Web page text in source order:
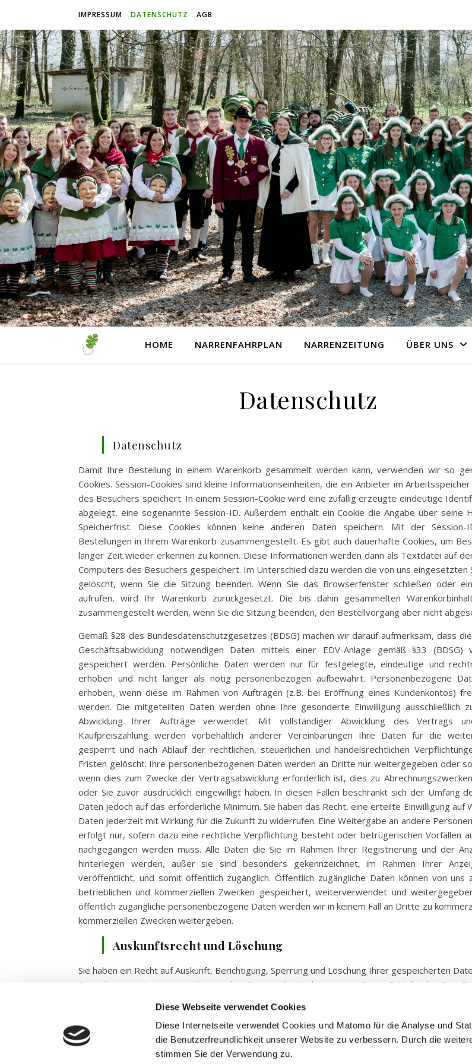
Diese Webseite verwendet Cookies
Diese Internetseite verwendet Cookies und Matomo für die Analyse und
die Benutzerfreundlichkeit unserer Website zu verbessern. Durch die
stimmen Sie der Verwendung zu.
IMPRESSUM DATENSCHUTZ AGB
HOME NARRENFAHRPLAN NARRENZEITUNG ÜBER UNS
Datenschutz
Datenschutz
Damit Ihre Bestellung in einem Warenkorb gesammelt werden kann, verwenden wir so
Cookies. Session-Cookies sind kleine Informationseinheiten, die ein Anbieter im
des Besuchers speichert. In einem Session-Cookie wird eine zufällig erzeugte eindeutige
abgelegt, eine sogenannte Session-ID. Außerdem enthält ein Cookie die Angabe über seine
Speicherfrist. Diese Cookies können keine anderen Daten speichern. Mit der
Bestellungen in Ihrem Warenkorb zusammengestellt. Es gibt auch dauerhafte Cookies, um
langer Zeit wieder erkennen zu können. Diese Informationen werden dann als Textdatei auf
Computers des Besuchers gespeichert. Im Unterschied dazu werden die von uns eingesetzten
gelöscht, wenn Sie die Sitzung beenden. Wenn Sie das Browserfenster schließen oder
aufrufen, wird Ihr Warenkorb zurückgesetzt. Die bis dahin gesammelten
zusammengestellt werden, wenn Sie die Sitzung beenden, den Bestellvorgang aber nicht
Gemäß §28 des Bundesdatenschutzgesetzes (BDSG) machen wir darauf aufmerksam, dass
Geschäftsabwicklung notwendigen Daten mittels einer EDV-Anlage gemäß §33 (BDSG)
gespeichert werden. Persönliche Daten werden nur für festgelegte, eindeutige und
erhoben und nicht länger als nötig personenbezogen aufbewahrt. Personenbezogene
erhoben, wenn diese im Rahmen von Aufträgen (z.B. bei Eröffnung eines Kundenkontos)
werden. Die mitgeteilten Daten werden ohne Ihre gesonderte Einwilligung ausschließlich
Abwicklung Ihrer Aufträge verwendet. Mit vollständiger Abwicklung des Vertrags
Kaufpreiszahlung werden vorbehaltlich anderer Vereinbarungen Ihre Daten für die
gesperrt und nach Ablauf der rechtlichen, steuerlichen und handelsrechtlichen
Fristen gelöscht. Ihre personenbezogenen Daten werden an Dritte nur weitergegeben oder
wenn dies zum Zwecke der Vertragsabwicklung erforderlich ist, dies zu
oder Sie zuvor ausdrücklich eingewilligt haben. In diesen Fällen beschränkt sich der Umfang
Daten jedoch auf das erforderliche Minimum. Sie haben das Recht, eine erteilte Einwilligung auf
Daten jederzeit mit Wirkung für die Zukunft zu widerrufen. Eine Weitergabe an andere
erfolgt nur, sofern dazu eine rechtliche Verpflichtung besteht oder betrügerischen Vorfällen
nachgegangen werden muss. Alle Daten die Sie im Rahmen Ihrer Registrierung und der
hinterlegen werden, außer sie sind besonders gekennzeichnet, im Rahmen Ihrer
veröffentlicht, und somit öffentlich zugänglich. Öffentlich zugängliche Daten können von uns
betrieblichen und kommerziellen Zwecken gespeichert, weiterverwendet und
öffentlich zugängliche personenbezogene Daten werden wir in keinem Fall an Dritte zu
kommerziellen Zwecken weitergeben.
Auskunftsrecht und Löschung
Sie haben ein Recht auf Auskunft, Berichtigung, Sperrung und Löschung Ihrer gespeicherten
Sie sich insoweit an uns, oder senden Sie uns Ihr Verlangen per Post, E-Mail oder Fax.
Ihre Kenntnis zur Erfüllung des mit der Speicherung erfolgten Zwecks nicht mehr erforderlich ist,
Speicherung aus sonstigen gesetzlichen Gründen unzulässig ist. Verantwortliche Stelle für
ist: Das Unternehmen laut dem Impressum